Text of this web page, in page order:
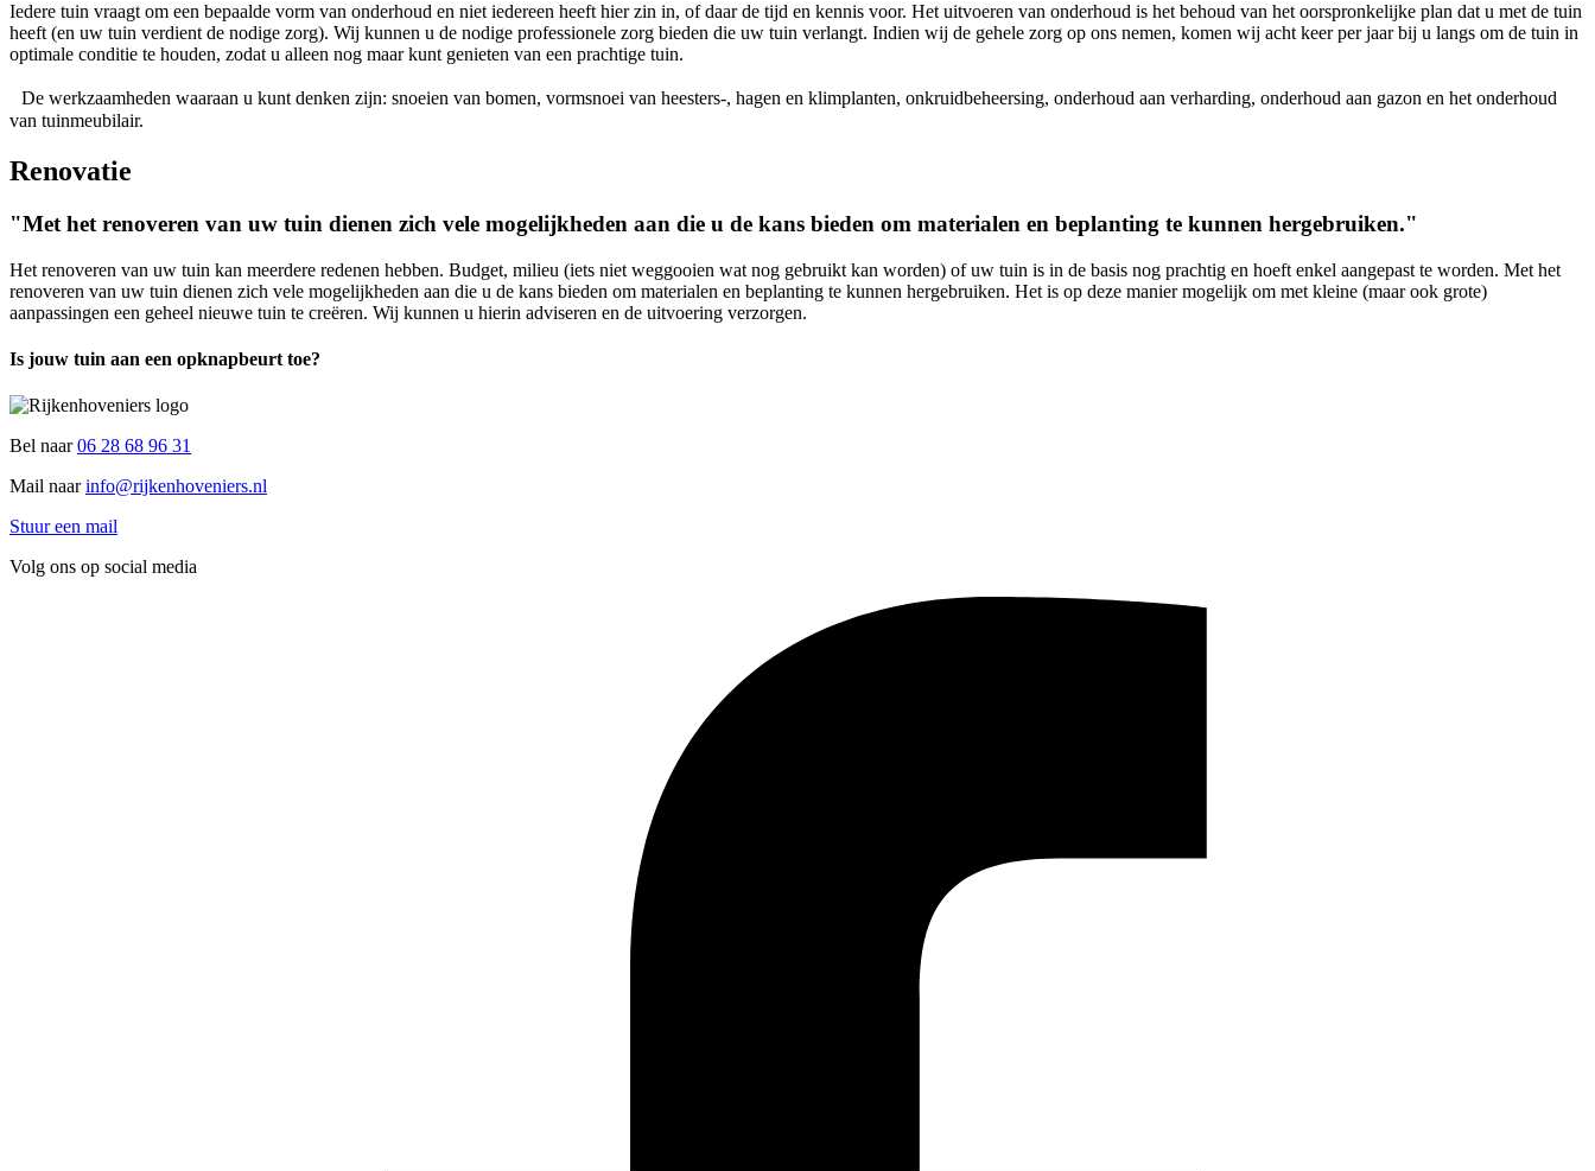
Iedere tuin vraagt om een bepaalde vorm van onderhoud en niet iedereen heeft hier zin in, of daar de tijd en kennis voor. Het uitvoeren van onderhoud is het behoud van het oorspronkelijke plan dat u met de tuin
heeft (en uw tuin verdient de nodige zorg). Wij kunnen u de nodige professionele zorg bieden die uw tuin verlangt. Indien wij de gehele zorg op ons nemen, komen wij acht keer per jaar bij u langs om de tuin in
optimale conditie te houden, zodat u alleen nog maar kunt genieten van een prachtige tuin.
De werkzaamheden waaraan u kunt denken zijn: snoeien van bomen, vormsnoei van heesters-, hagen en klimplanten, onkruidbeheersing, onderhoud aan verharding, onderhoud aan gazon en het onderhoud
van tuinmeubilair.
Renovatie
"Met het renoveren van uw tuin dienen zich vele mogelijkheden aan die u de kans bieden om materialen en beplanting te kunnen hergebruiken."
Het renoveren van uw tuin kan meerdere redenen hebben. Budget, milieu (iets niet weggooien wat nog gebruikt kan worden) of uw tuin is in de basis nog prachtig en hoeft enkel aangepast te worden. Met het
renoveren van uw tuin dienen zich vele mogelijkheden aan die u de kans bieden om materialen en beplanting te kunnen hergebruiken. Het is op deze manier mogelijk om met kleine (maar ook grote)
aanpassingen een geheel nieuwe tuin te creëren. Wij kunnen u hierin adviseren en de uitvoering verzorgen.
Is jouw tuin aan een opknapbeurt toe?
Bel naar06 28 68 96 31
Mail naarinfo@rijkenhoveniers.nl
Stuur een mail
Volg ons op social media